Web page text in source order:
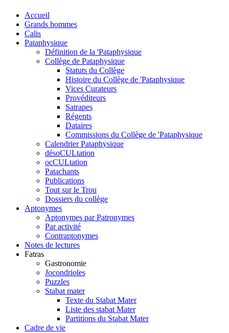
Accueil
Grands hommes
Calis
Pataphysique
Définition de la 'Pataphysique
Collège de Pataphysique
Statuts du Collège
Histoire du Collège de 'Pataphysique
Vices Curateurs
Provéditeurs
Satrapes
Régents
Dataires
Commissions du Collège de 'Pataphysique
Calendrier Pataphysique
désoCULtation
ocCULtation
Patachants
Publications
Tout sur le Trou
Dossiers du collège
Aptonymes
Aptonymes par Patronymes
Par activité
Contraptonymes
Notes de lectures
Fatras
Gastronomie
Jocondrioles
Puzzles
Stabat mater
Texte du Stabat Mater
Liste des stabat Mater
Partitions du Stabat Mater
Cadre de vie